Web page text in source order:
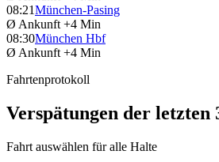
08:21München-Pasing
Ø Ankunft +4 Min
08:30München Hbf
Ø Ankunft +4 Min
Fahrtenprotokoll
Verspätungen der letzten
Fahrt auswählen für alle Halte